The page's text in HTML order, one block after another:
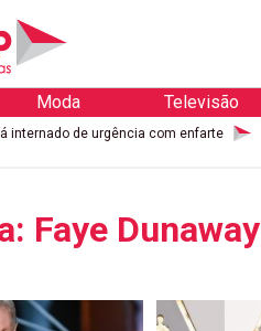
Moda Televisão
internado de urgência com enfarte
Faye Dunaway